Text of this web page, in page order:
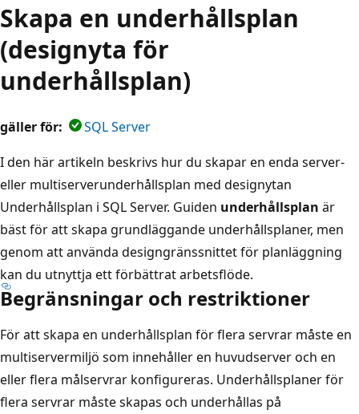
Skapa en underhållsplan
(designyta för
underhållsplan)
gäller för:
SQL Server
I den här artikeln beskrivs hur du skapar en enda server-
eller multiserverunderhållsplan med designytan
Underhållsplan i SQL Server. Guiden underhållsplan är
bäst för att skapa grundläggande underhållsplaner, men
genom att använda designgränssnittet för planläggning
kan du utnyttja ett förbättrat arbetsflöde.
Begränsningar och restriktioner
För att skapa en underhållsplan för flera servrar måste en
multiservermiljö som innehåller en huvudserver och en
eller flera målservrar konfigureras. Underhållsplaner för
flera servrar måste skapas och underhållas på